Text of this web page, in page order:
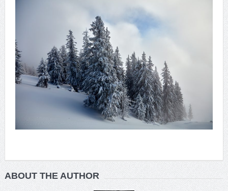
ABOUT THE AUTHOR